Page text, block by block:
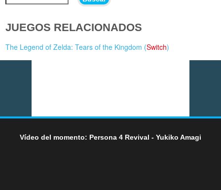
JUEGOS RELACIONADOS
The Legend of Zelda: Tears of the Kingdom (Switch)
Vídeo del momento: Persona 4 Revival - Yukiko Amagi